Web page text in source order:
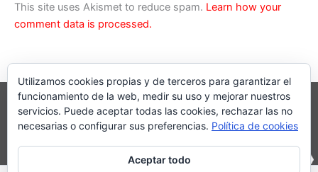
This site uses Akismet to reduce spam. Learn how your
comment data is processed.
Utilizamos cookies propias y de terceros para garantizar el
funcionamiento de la web, medir su uso y mejorar nuestros
servicios. Puede aceptar todas las cookies, rechazar las no
necesarias o configurar sus preferencias. Política de cookies
Aceptar todo